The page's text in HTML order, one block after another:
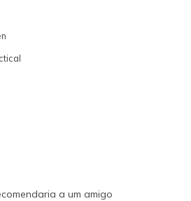
half size too small
a um amigo